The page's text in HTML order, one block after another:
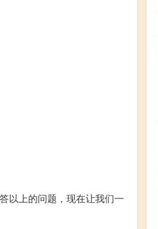
以上的问题，现在让我们一